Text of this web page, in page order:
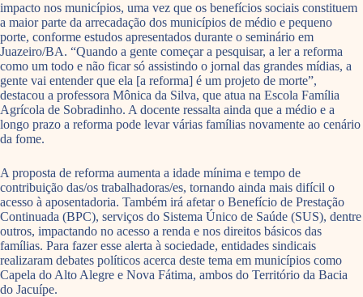
impacto nos municípios, uma vez que os benefícios sociais constituem
a maior parte da arrecadação dos municípios de médio e pequeno
porte, conforme estudos apresentados durante o seminário em
Juazeiro/BA. “Quando a gente começar a pesquisar, a ler a reforma
como um todo e não ficar só assistindo o jornal das grandes mídias, a
gente vai entender que ela [a reforma] é um projeto de morte”,
destacou a professora Mônica da Silva, que atua na Escola Família
Agrícola de Sobradinho. A docente ressalta ainda que a médio e a
longo prazo a reforma pode levar várias famílias novamente ao cenário
da fome.
A proposta de reforma aumenta a idade mínima e tempo de
contribuição das/os trabalhadoras/es, tornando ainda mais difícil o
acesso à aposentadoria. Também irá afetar o Benefício de Prestação
Continuada (BPC), serviços do Sistema Único de Saúde (SUS), dentre
outros, impactando no acesso a renda e nos direitos básicos das
famílias. Para fazer esse alerta à sociedade, entidades sindicais
realizaram debates políticos acerca deste tema em municípios como
Capela do Alto Alegre e Nova Fátima, ambos do Território da Bacia
do Jacuípe.